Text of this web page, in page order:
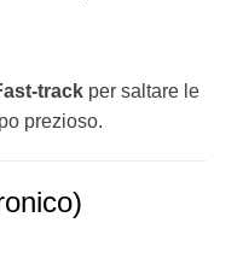
track per saltare le
prezioso.